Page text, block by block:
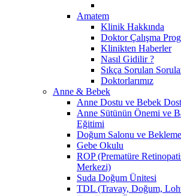
Amatem
Klinik Hakkında
Doktor Çalışma
Klinikten Haberler
Nasıl Gidilir ?
Sıkça Sorulan
Doktorlarımız
Anne & Bebek
Anne Dostu ve Bebek
Anne Sütünün Önemi ve
Eğitimi
Doğum Salonu ve Bekleme
Gebe Okulu
ROP (Prematüre
Merkezi)
Suda Doğum Ünitesi
TDL (Travay, Doğum,